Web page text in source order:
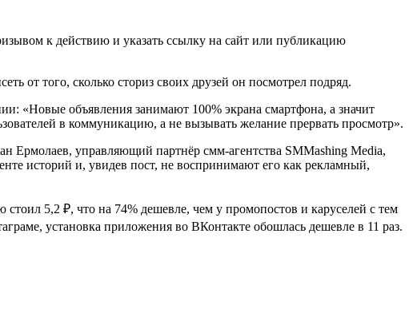
к действию и указать ссылку на сайт или публикацию
от того, сколько сториз своих друзей он посмотрел подряд.
«Новые объявления занимают 100% экрана смартфона, а значит
в коммуникацию, а не вызывать желание прервать просмотр».
Ермолаев, управляющий партнёр смм-агентства SMMashing Media,
историй и, увидев пост, не воспринимают его как рекламный,
5,2 ₽, что на 74% дешевле, чем у промопостов и каруселей с тем
установка приложения во ВКонтакте обошлась дешевле в 11 раз.